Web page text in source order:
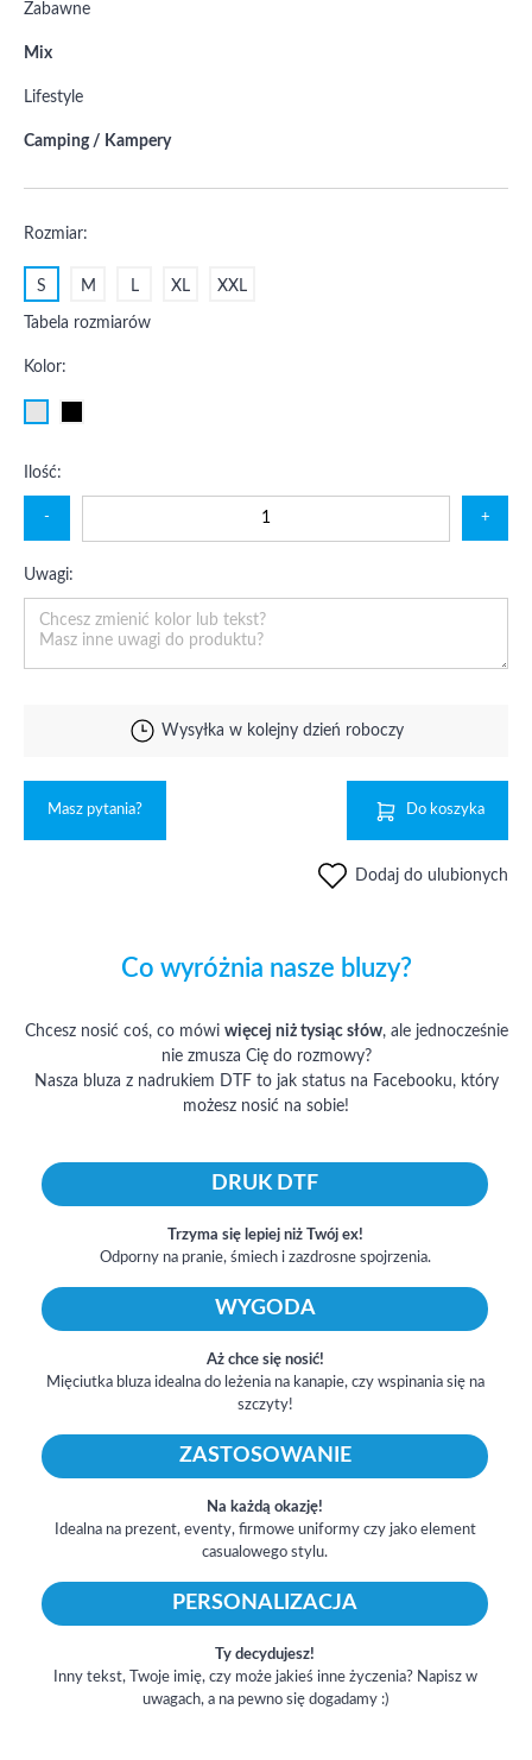
Zabawne
Mix
Lifestyle
Camping / Kampery
Rozmiar:
S M L XL XXL
Tabela rozmiarów
Kolor:
Ilość:
- +
Uwagi:
Wysyłka w kolejny dzień roboczy
Masz pytania? Do koszyka
Dodaj do ulubionych
Co wyróżnia nasze bluzy?
Chcesz nosić coś, co mówi więcej niż tysiąc słów, ale jednocześnie
nie zmusza Cię do rozmowy?
Nasza bluza z nadrukiem DTF to jak status na Facebooku, który
możesz nosić na sobie!
DRUK DTF
Trzyma się lepiej niż Twój ex!
Odporny na pranie, śmiech i zazdrosne spojrzenia.
WYGODA
Aż chce się nosić!
Mięciutka bluza idealna do leżenia na kanapie, czy wspinania się na
szczyty!
ZASTOSOWANIE
Na każdą okazję!
Idealna na prezent, eventy, firmowe uniformy czy jako element
casualowego stylu.
PERSONALIZACJA
Ty decydujesz!
Inny tekst, Twoje imię, czy może jakieś inne życzenia? Napisz w
uwagach, a na pewno się dogadamy :)